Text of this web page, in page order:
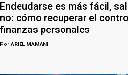
Endeudarse es más fácil,
no: cómo recuperar el
finanzas personales
PorARIEL MAMANI